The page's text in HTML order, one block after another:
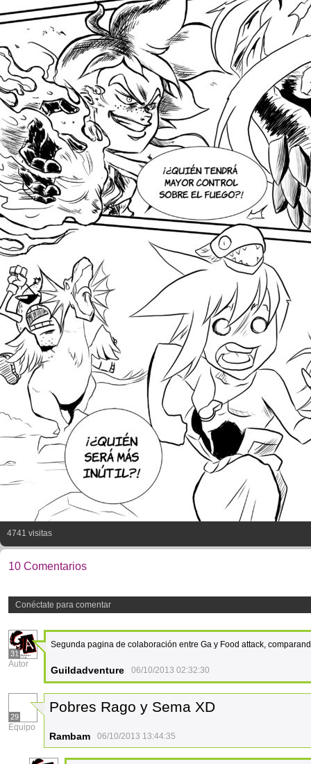
4741 visitas
10 Comentarios
Conéctate para comentar
31
Autor
Segunda pagina de colaboración entre Ga y Food attack,
Guildadventure 06/10/2013 02:32:30
29
Equipo
Pobres Rago y Sema XD
Rambam 06/10/2013 13:44:35